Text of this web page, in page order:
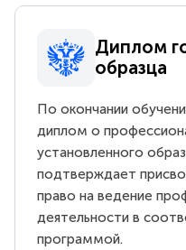
Диплом
образца
По окончании
диплом о
установленного
подтверждает
право на ведение
деятельности в
программой.